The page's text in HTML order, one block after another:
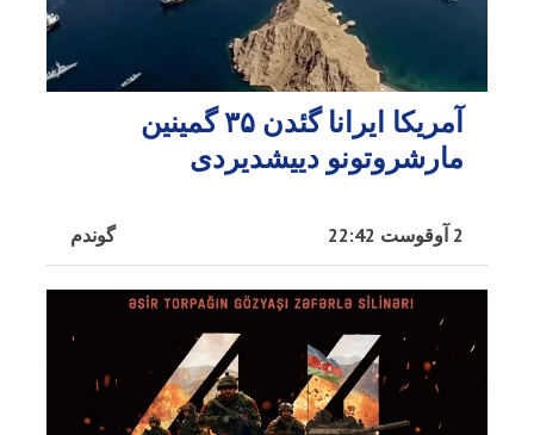
آمریکا ایرانا گئدن ۳۵ گمینین
مارشروتونو دییشدیردی
گوندم 2 آوقوست 22:42